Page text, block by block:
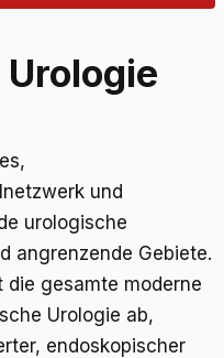
und
urologische
angrenzende Gebiete.
die gesamte moderne
Urologie ab,
endoskopischer